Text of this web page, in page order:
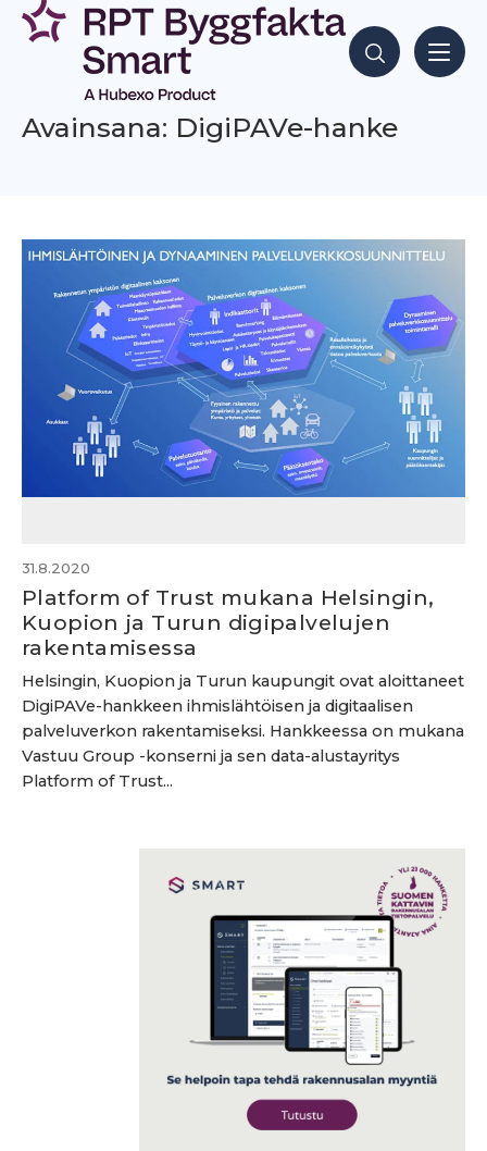
Siirry
sisältöön
Hae sisältöjä
Avainsana: DigiPAVe-hanke
31.8.2020
Platform of Trust mukana Helsingin,
Kuopion ja Turun digipalvelujen
rakentamisessa
Helsingin, Kuopion ja Turun kaupungit ovat aloittaneet
DigiPAVe-hankkeen ihmislähtöisen ja digitaalisen
palveluverkon rakentamiseksi. Hankkeessa on mukana
Vastuu Group -konserni ja sen data-alustayritys
Platform of Trust...